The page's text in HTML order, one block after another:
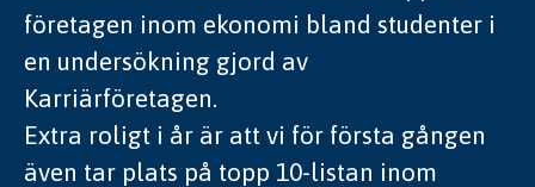
företagen inom ekonomi bland studenter i
en undersökning gjord av
Karriärföretagen.
Extra roligt i år är att vi för första gången
även tar plats på topp 10-listan inom